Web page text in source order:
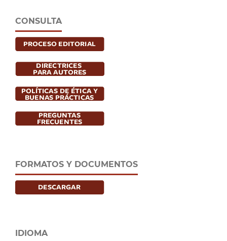
CONSULTA
FORMATOS Y DOCUMENTOS
IDIOMA